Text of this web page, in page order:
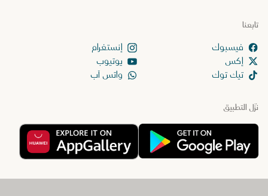
نزّل التطبيق
تابعنا
إنستغرام
إكس
يوتيوب
تيك توك
واتس آب